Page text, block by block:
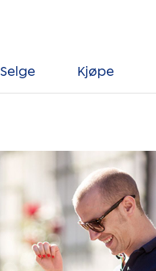
Selge Kjøpe